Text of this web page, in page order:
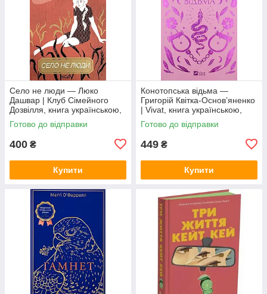
Село не люди — Люко
Дашвар | Клуб Сімейного
Дозвілля, книга українською,
нова, тверда
Готово до відправки
400 ₴
Купити
Конотопська відьма —
Григорій Квітка-Основ’яненко
| Vivat, книга українською,
нова, тверда
Готово до відправки
449 ₴
Купити